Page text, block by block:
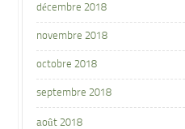
décembre 2018
novembre 2018
octobre 2018
septembre 2018
août 2018